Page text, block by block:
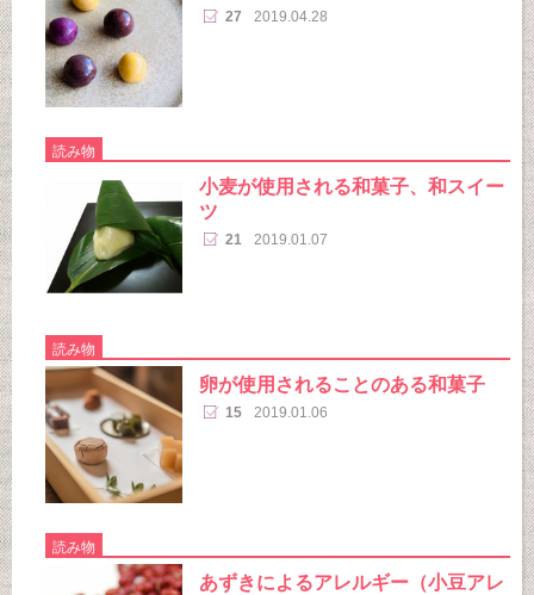
27 2019.04.28
読み物
小麦が使用される和菓子、和スイー
ツ
21 2019.01.07
読み物
卵が使用されることのある和菓子
15 2019.01.06
読み物
あずきによるアレルギー（小豆アレ